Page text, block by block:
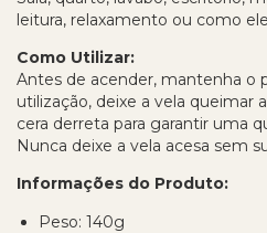
leitura, relaxamento ou como
Como Utilizar:
Antes de acender, mantenha o
utilização, deixe a vela queimar
cera derreta para garantir uma
Nunca deixe a vela acesa sem
Informações do Produto:
Peso: 140g